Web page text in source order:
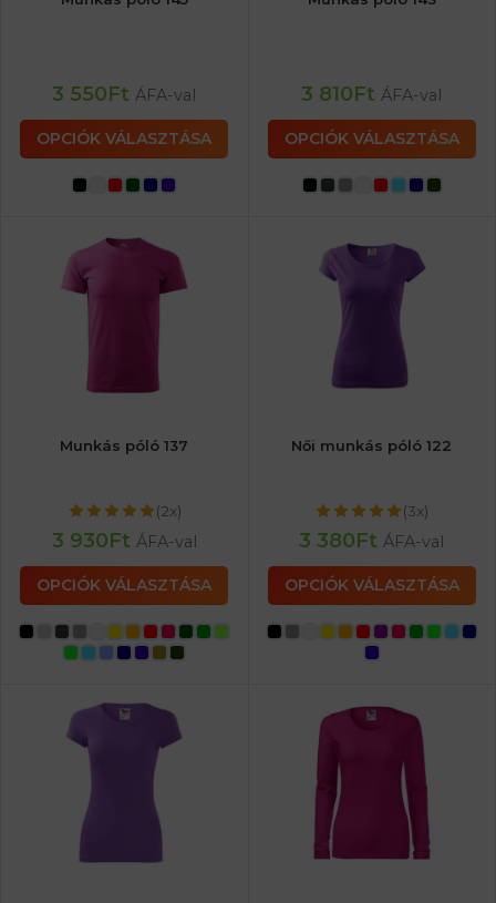
3 550Ft ÁFA-val
OPCIÓK VÁLASZTÁSA
3 810Ft ÁFA-val
OPCIÓK VÁLASZTÁSA
Munkás póló 137
(2x)
3 930Ft ÁFA-val
OPCIÓK VÁLASZTÁSA
Női munkás póló 122
(3x)
3 380Ft ÁFA-val
OPCIÓK VÁLASZTÁSA